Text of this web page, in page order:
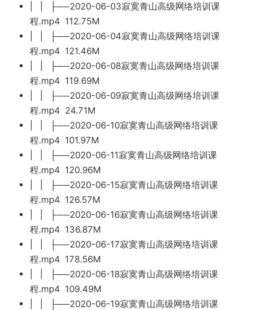
| | ├──2020-06-03寂寞青山高级网络培训课
程.mp4 112.75M
| | ├──2020-06-04寂寞青山高级网络培训课
程.mp4 121.46M
| | ├──2020-06-08寂寞青山高级网络培训课
程.mp4 119.69M
| | ├──2020-06-09寂寞青山高级网络培训课
程.mp4 24.71M
| | ├──2020-06-10寂寞青山高级网络培训课
程.mp4 101.97M
| | ├──2020-06-11寂寞青山高级网络培训课
程.mp4 120.96M
| | ├──2020-06-15寂寞青山高级网络培训课
程.mp4 126.57M
| | ├──2020-06-16寂寞青山高级网络培训课
程.mp4 136.87M
| | ├──2020-06-17寂寞青山高级网络培训课
程.mp4 178.56M
| | ├──2020-06-18寂寞青山高级网络培训课
程.mp4 109.49M
| | ├──2020-06-19寂寞青山高级网络培训课